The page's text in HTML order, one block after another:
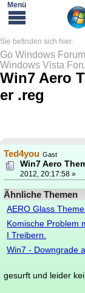
Go Windows Forum
Windows Vista
Win7 Aero
er .reg
Ted4you Gast
Win7 Aero
2012, 20:17:58 »
Ähnliche Themen
AERO Glass
Komische Problem
I Treibern.
Win7 - Downgrade
gesurft und leider